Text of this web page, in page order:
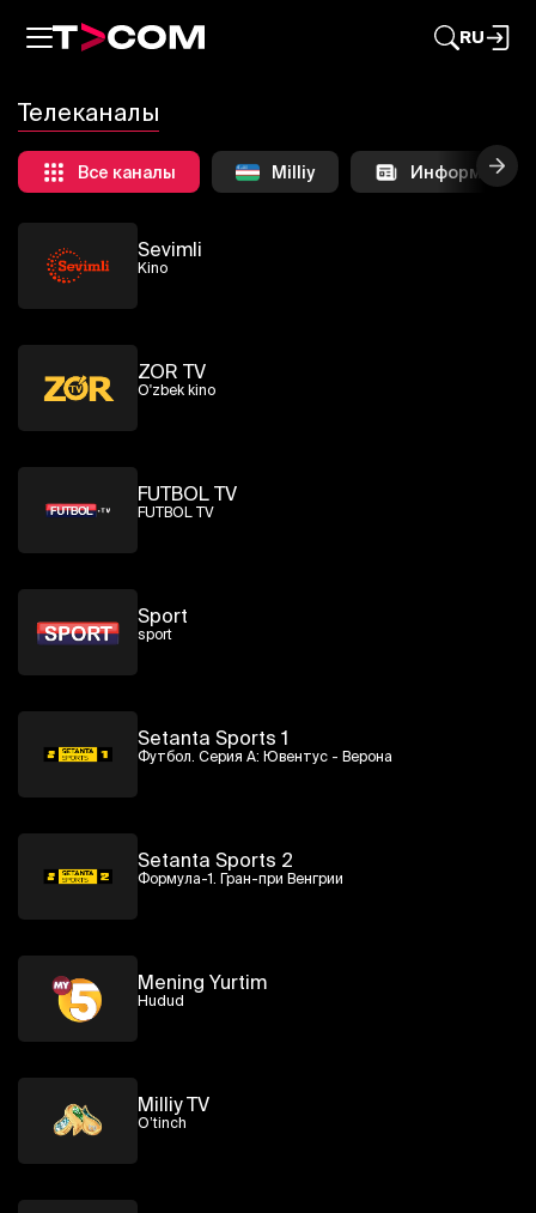
RU
Телеканалы
Все каналы Milliy
Sevimli
Kino
ZOR TV
O'zbek kino
FUTBOL TV
FUTBOL TV
Sport
sport
Setanta Sports 1
Футбол. Серия А: Ювентус - Верона
Setanta Sports 2
Формула-1. Гран-при Венгрии
Mening Yurtim
Hudud
Milliy TV
O’tinch